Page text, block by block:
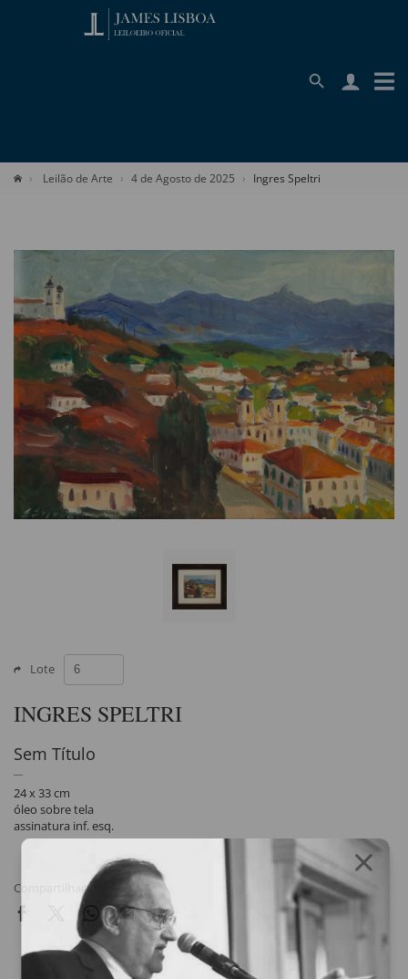
Leilão de Arte 4 de Agosto de 2025 Ingres Speltri
Lote
INGRES SPELTRI
Sem Título
24 x 33 cm
óleo sobre tela
assinatura inf. esq.
Compartilhar